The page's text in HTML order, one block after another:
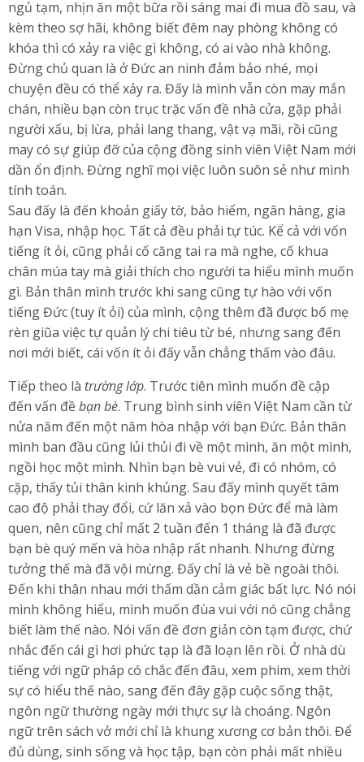
ngủ tạm, nhịn ăn một bữa rồi sáng mai đi mua đồ sau, và
kèm theo sợ hãi, không biết đêm nay phòng không có
khóa thì có xảy ra việc gì không, có ai vào nhà không.
Đừng chủ quan là ở Đức an ninh đảm bảo nhé, mọi
chuyện đều có thể xảy ra. Đấy là mình vẫn còn may mắn
chán, nhiều bạn còn trục trặc vấn đề nhà cửa, gặp phải
người xấu, bị lừa, phải lang thang, vật vạ mãi, rồi cũng
may có sự giúp đỡ của cộng đồng sinh viên Việt Nam mới
dần ổn định. Đừng nghĩ mọi việc luôn suôn sẻ như mình
tính toán.
Sau đấy là đến khoản giấy tờ, bảo hiểm, ngân hàng, gia
hạn Visa, nhập học. Tất cả đều phải tự túc. Kể cả với vốn
tiếng ít ỏi, cũng phải cố căng tai ra mà nghe, cố khua
chân múa tay mà giải thích cho người ta hiểu mình muốn
gì. Bản thân mình trước khi sang cũng tự hào với vốn
tiếng Đức (tuy ít ỏi) của mình, cộng thêm đã được bố mẹ
rèn giũa việc tự quản lý chi tiêu từ bé, nhưng sang đến
nơi mới biết, cái vốn ít ỏi đấy vẫn chẳng thấm vào đâu.
Tiếp theo là trường lớp. Trước tiên mình muốn đề cập
đến vấn đềbạn bè. Trung bình sinh viên Việt Nam cần từ
nửa năm đến một năm hòa nhập với bạn Đức. Bản thân
mình ban đầu cũng lủi thủi đi về một mình, ăn một mình,
ngồi học một mình. Nhìn bạn bè vui vẻ, đi có nhóm, có
cặp, thấy tủi thân kinh khủng. Sau đấy mình quyết tâm
cao độ phải thay đổi, cứ lăn xả vào bọn Đức để mà làm
quen, nên cũng chỉ mất 2 tuần đến 1 tháng là đã được
bạn bè quý mến và hòa nhập rất nhanh. Nhưng đừng
tưởng thế mà đã vội mừng. Đấy chỉ là vẻ bề ngoài thôi.
Đến khi thân nhau mới thấm dần cảm giác bất lực. Nó nói
mình không hiểu, mình muốn đùa vui với nó cũng chẳng
biết làm thế nào. Nói vấn đề đơn giản còn tạm được, chứ
nhắc đến cái gì hơi phức tạp là đã loạn lên rồi. Ở nhà dù
tiếng với ngữ pháp có chắc đến đâu, xem phim, xem thời
sự có hiểu thế nào, sang đến đây gặp cuộc sống thật,
ngôn ngữ thường ngày mới thực sự là choáng. Ngôn
ngữ trên sách vở mới chỉ là khung xương cơ bản thôi. Để
đủ dùng, sinh sống và học tập, bạn còn phải mất nhiều